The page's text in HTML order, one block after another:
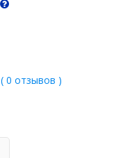
( 0 отзывов )